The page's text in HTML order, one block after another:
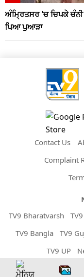
ਅੰਮ੍ਰਿਤਸਰ 'ਚ ਚਿਪਕੇ
ਪਿਆ ਪੁਆੜਾ
Contact Us
Complaint
TV9 Bharatvarsh
TV9 Bangla
TV9
TV9 UP
Copyright ©